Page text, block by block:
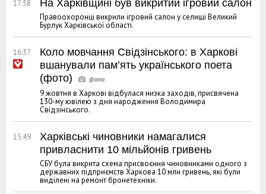
17:58 На Харківщині був викритий ігровий салон
Правоохоронці викрили ігровий салон у селищі Великий
Бурлук Харківської області.
16:37
Коло мовчання Свідзінського: в Харкові
вшанували пам’ять українського поета
(фото)
9 жовтня в Харкові відбулася низка заходів, присвячена
130-му ювілею з дня народження Володимира
Свідзінського.
15:49
Харківські чиновники намагалися
привласнити 10 мільйонів гривень
СБУ була викрита схема присвоєння чиновниками одного з
державних підприємств Харкова 10 млн гривень, які були
виділені на ремонт бронетехніки.